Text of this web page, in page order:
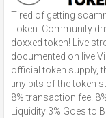
Tired of getting
Token. Community
doxxed token! Live
documented on live
official token supply,
tiny bits of the token
8% transaction fee.
Liquidity 3% Goes to